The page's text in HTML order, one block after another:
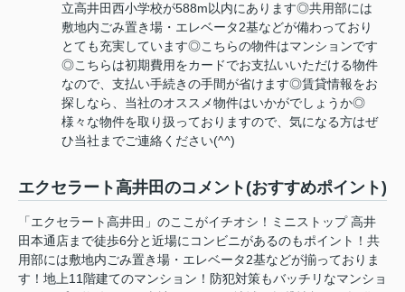
立高井田西小学校が588m以内にあります◎共用部には
敷地内ごみ置き場・エレベータ2基などが備わっており
とても充実しています◎こちらの物件はマンションです
◎こちらは初期費用をカードでお支払いいただける物件
なので、支払い手続きの手間が省けます◎賃貸情報をお
探しなら、当社のオススメ物件はいかがでしょうか◎
様々な物件を取り扱っておりますので、気になる方はぜ
ひ当社までご連絡ください(^^)
エクセラート高井田のコメント(おすすめポイント)
「エクセラート高井田」のここがイチオシ！ミニストップ 高井
田本通店まで徒歩6分と近場にコンビニがあるのもポイント！共
用部には敷地内ごみ置き場・エレベータ2基などが揃っておりま
す！地上11階建てのマンション！防犯対策もバッチリなマンショ